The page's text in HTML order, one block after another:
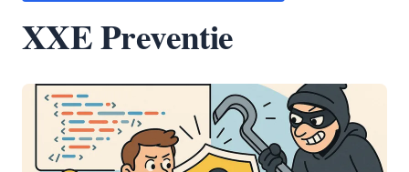
XXE Preventie